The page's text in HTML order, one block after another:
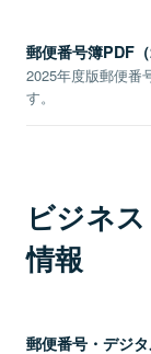
郵便番号簿PDF（
2025年度版郵便番
す。
ビジネ
情報
郵便番号・デジ